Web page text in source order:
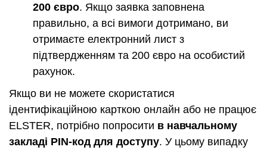
200 євро. Якщо заявка заповнена
правильно, а всі вимоги дотримано, ви
отримаєте електронний лист з
підтвердженням та 200 євро на особистий
рахунок.
Якщо ви не можете скористатися
ідентифікаційною карткою онлайн або не працює
ELSTER, потрібно попросити в навчальному
закладі PIN-код для доступу. У цьому випадку